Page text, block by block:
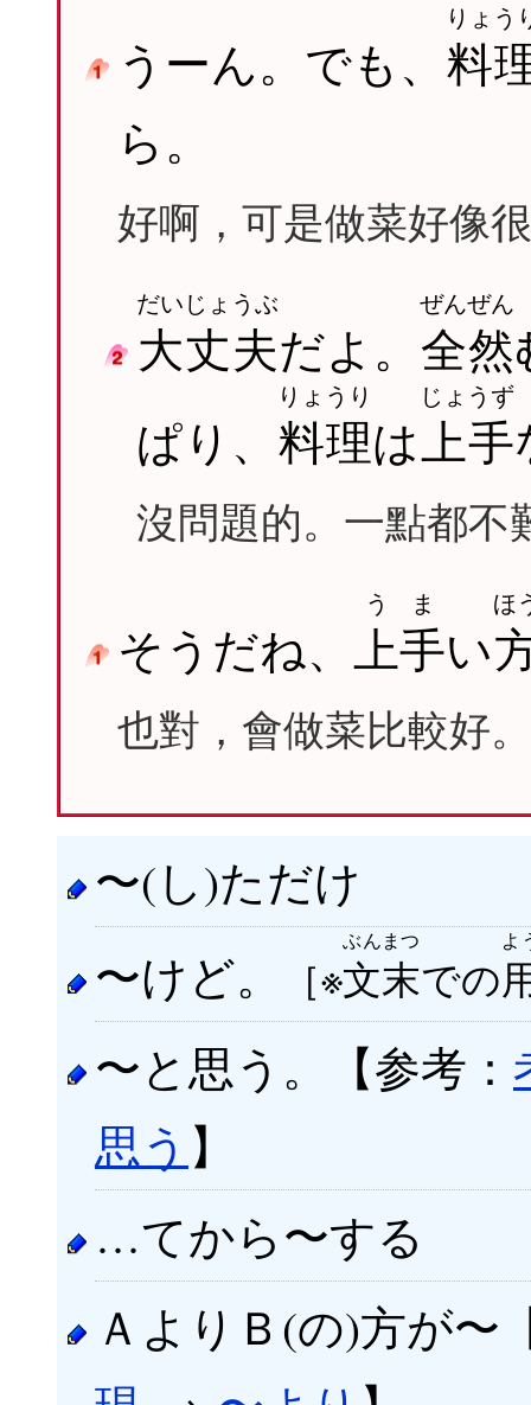
うーん。でも、 料
りょう
ら。
好啊，可是做菜好像
大丈夫
だいじょうぶ
だよ。 全然
ぜんぜん
ぱり、 料理
りょうり
は上手
じょうず
沒問題的。一點都不
そうだね、 上手
うま
い
ほ
也對，會做菜比較好。
〜(し)ただけ
〜けど。
［※文末
ぶんまつ
での
よ
〜と思う。【参考：
思う 】
…てから〜する
ＡよりＢ(の)方が〜